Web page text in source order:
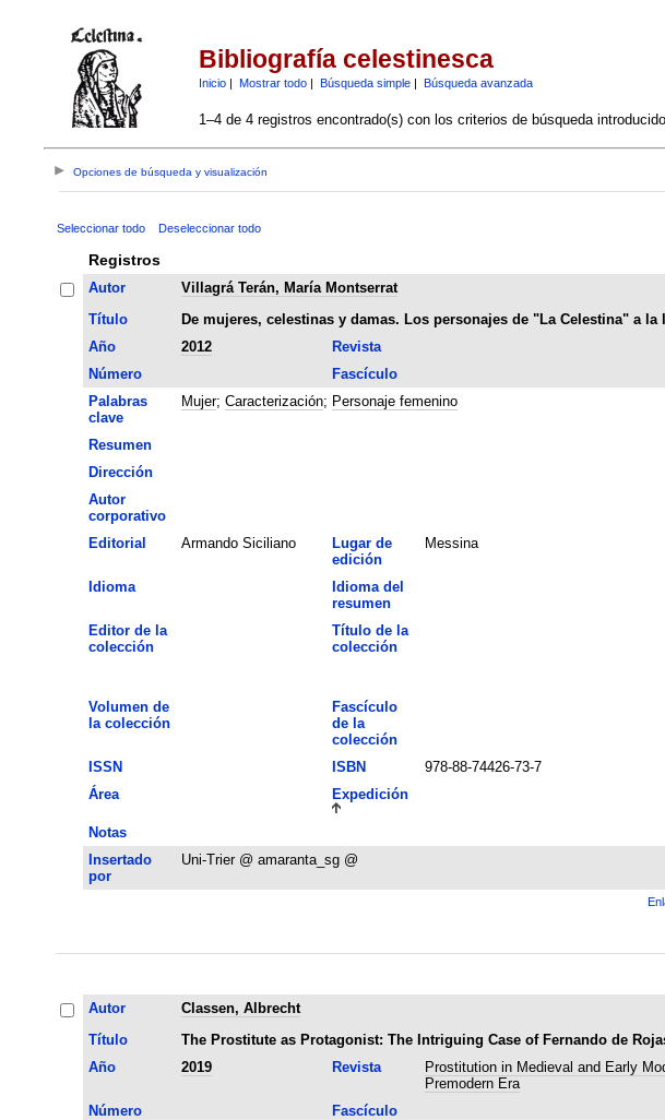
Bibliografía celestinesca
Inicio| Mostrar todo| Búsqueda simple| Búsqueda avanzada
1–4 de 4 registros encontrado(s) con los criterios de búsqueda
Opciones de búsqueda y visualización
Seleccionar todo Deseleccionar todo
Registros
Autor
Villagrá Terán, María Montserrat
Título
De mujeres, celestinas y damas. Los personajes de "La Celestina" a
Año
2012 Revista
Número
Fascículo
Palabras
clave
Mujer; Caracterización; Personaje femenino
Resumen
Dirección
Autor
corporativo
Editorial Armando Siciliano
Lugar de
edición
Messina
Idioma
Idioma del
resumen
Editor de la
colección
Título de la
colección
Volumen de
la colección
Fascículo
de la
colección
ISSN ISBN 978-88-74426-73-7
Área
Expedición
Notas
Insertado
por
Uni-Trier @ amaranta_sg @
Autor
Classen, Albrecht
Título
The Prostitute as Protagonist: The Intriguing Case of Fernando de
Año
2019 Revista
Prostitution in Medieval and Early
Premodern Era
Número Fascículo